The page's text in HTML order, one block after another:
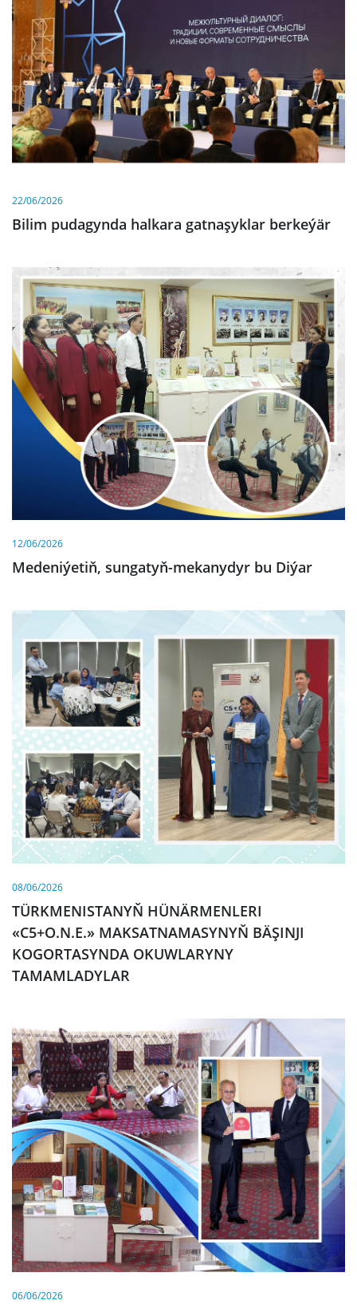
22/06/2026
Bilim pudagynda halkara gatnaşyklar berkeýär
12/06/2026
Medeniýetiň, sungatyň-mekanydyr bu Diýar
08/06/2026
TÜRKMENISTANYŇ HÜNÄRMENLERI
«C5+O.N.E.» MAKSATNAMASYNYŇ BÄŞINJI
KOGORTASYNDA OKUWLARYNY
TAMAMLADYLAR
06/06/2026